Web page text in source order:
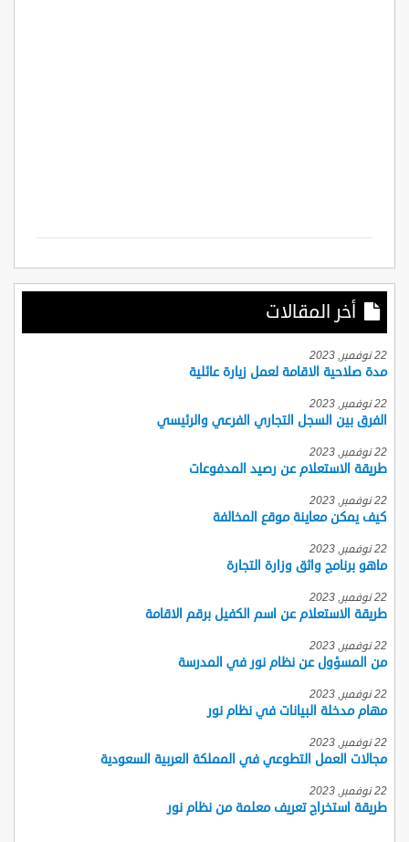
أخر المقالات
22 نوفمبر, 2023
مدة صلاحية الاقامة لعمل زيارة عائلية
22 نوفمبر, 2023
الفرق بين السجل التجاري الفرعي والرئيسي
22 نوفمبر, 2023
طريقة الاستعلام عن رصيد المدفوعات
22 نوفمبر, 2023
كيف يمكن معاينة موقع المخالفة
22 نوفمبر, 2023
ماهو برنامج واثق وزارة التجارة
22 نوفمبر, 2023
طريقة الاستعلام عن اسم الكفيل برقم الاقامة
22 نوفمبر, 2023
من المسؤول عن نظام نور في المدرسة
22 نوفمبر, 2023
مهام مدخلة البيانات في نظام نور
22 نوفمبر, 2023
مجالات العمل التطوعي في المملكة العربية السعودية
22 نوفمبر, 2023
طريقة استخراج تعريف معلمة من نظام نور